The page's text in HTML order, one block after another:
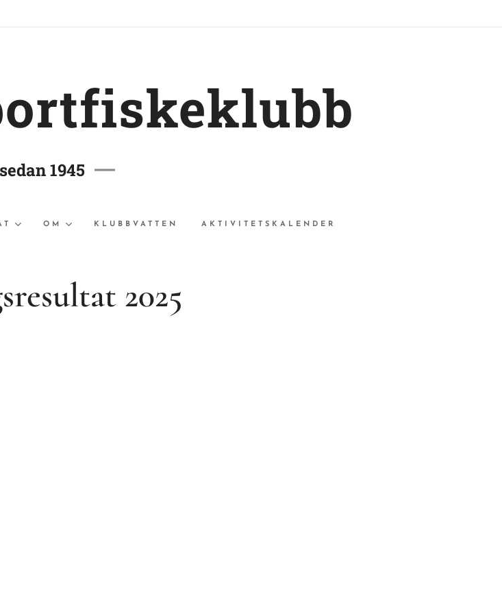
sedan 1945
OM KLUBBVATTEN AKTIVITETSKALENDER
2025